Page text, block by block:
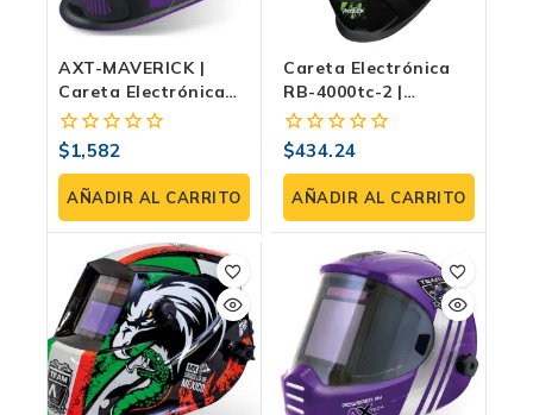
AXT-MAVERICK |
Careta Electrónica
De Sombra Variable
DIN 4–8 / 9–14, 5
Sensores, Memoria Y
Modo Esmeril
0
fuera
de
5
$1,582
AÑADIR AL CARRITO
Careta Electrónica
RB-4000tc-2 |
Autooscurecimiento
DIN 9–13, Celda Solar
Y Visión 93×43 Mm
0
fuera
de
5
$434.24
AÑADIR AL CARRITO